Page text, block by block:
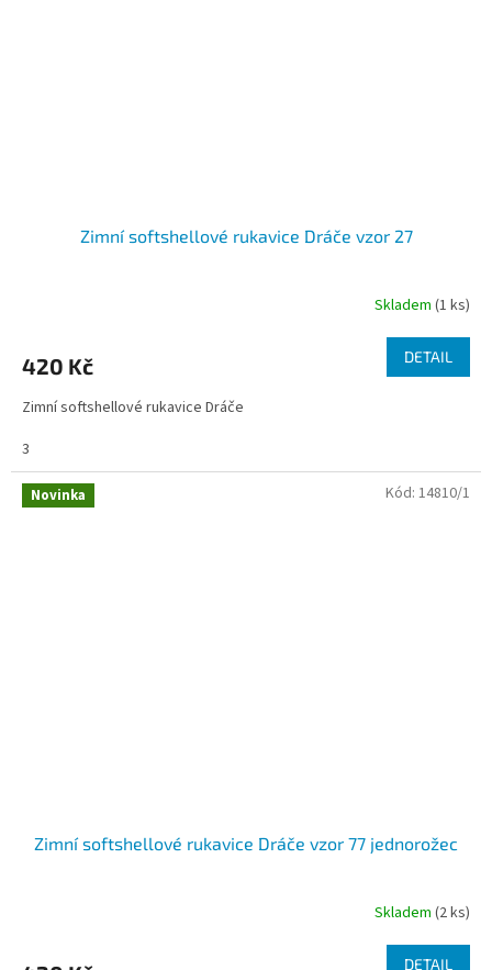
Zimní softshellové rukavice Dráče vzor 27
Skladem (1 ks)
420 Kč DETAIL
Zimní softshellové rukavice Dráče
3
Novinka
Zimní softshellové rukavice Dráče vzor 77 jednorožec
Skladem (2 ks)
DETAIL
Kód: 14810/1